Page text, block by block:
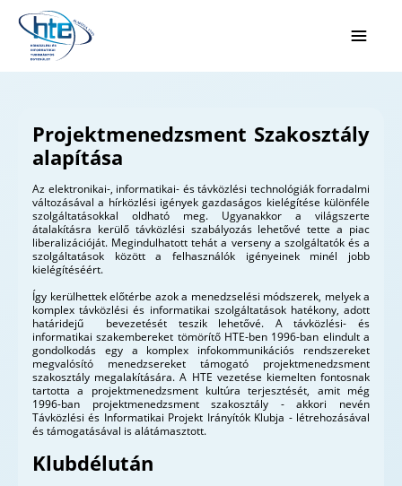
Ugrás a fő tartalomhoz
Projektmenedzsment Szakosztály
alapítása
Az elektronikai-, informatikai- és távközlési technológiák forradalmi
változásával a hírközlési igények gazdaságos kielégítése különféle
szolgáltatásokkal oldható meg. Ugyanakkor a világszerte
átalakításra kerülő távközlési szabályozás lehetővé tette a piac
liberalizációját. Megindulhatott tehát a verseny a szolgáltatók és a
szolgáltatások között a felhasználók igényeinek minél jobb
kielégítéséért.
Így kerülhettek előtérbe azok a menedzselési módszerek, melyek a
komplex távközlési és informatikai szolgáltatások hatékony, adott
határidejű bevezetését teszik lehetővé. A távközlési- és
informatikai szakembereket tömörítő HTE-ben 1996-ban elindult a
gondolkodás egy a komplex infokommunikációs rendszereket
megvalósító menedzsereket támogató projektmenedzsment
szakosztály megalakítására. A HTE vezetése kiemelten fontosnak
tartotta a projektmenedzsment kultúra terjesztését, amit még
1996-ban projektmenedzsment szakosztály - akkori nevén
Távközlési és Informatikai Projekt Irányítók Klubja - létrehozásával
és támogatásával is alátámasztott.
Klubdélután